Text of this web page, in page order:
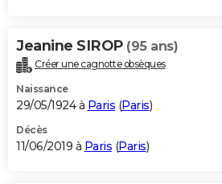
Jeanine SIROP (95 ans)
Créer une cagnotte obsèques
Naissance
29/05/1924 à Paris (Paris)
Décès
11/06/2019 à Paris (Paris)